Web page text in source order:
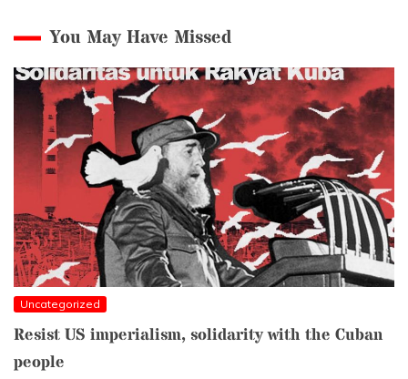
You May Have Missed
Uncategorized
Resist US imperialism, solidarity with the Cuban
people